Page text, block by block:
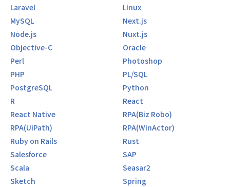
Laravel
Linux
MySQL
Next.js
Node.js
Nuxt.js
Objective-C
Oracle
Perl
Photoshop
PHP
PL/SQL
PostgreSQL
Python
R
React
React Native
RPA(Biz Robo)
RPA(UiPath)
RPA(WinActor)
Ruby on Rails
Rust
Salesforce
SAP
Scala
Seasar2
Sketch
Spring